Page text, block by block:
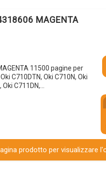
MAGENTA
11500 pagine per
C710DTN, Oki C710N, Oki
C711DN,…
prodotto per visualizzare